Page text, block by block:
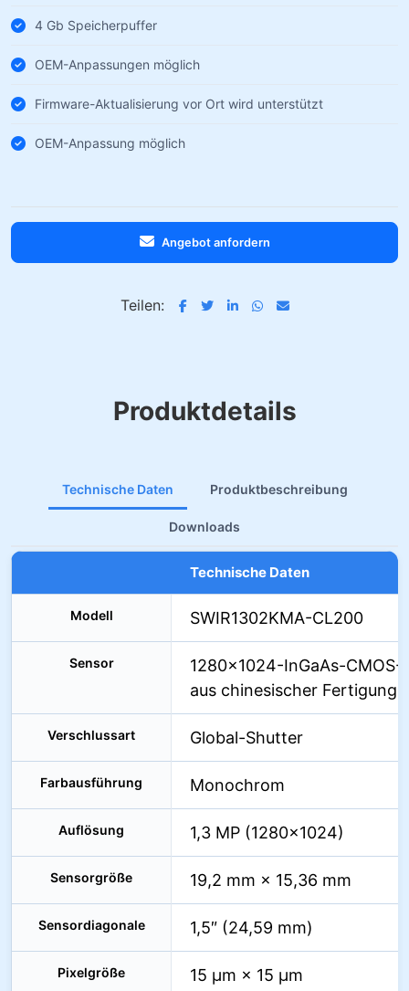
4 Gb Speicherpuffer
OEM-Anpassungen möglich
Firmware-Aktualisierung vor Ort wird unterstützt
OEM-Anpassung möglich
Angebot anfordern
Teilen:
Produktdetails
Technische Daten Produktbeschreibung
Downloads
Technische Daten
Modell SWIR1302KMA-CL200
Sensor
1280×1024-InGaAs-CMOS-
aus chinesischer Fertigung
Verschlussart Global-Shutter
Farbausführung Monochrom
Auflösung 1,3 MP (1280×1024)
Sensorgröße 19,2 mm × 15,36 mm
Sensordiagonale 1,5″ (24,59 mm)
Pixelgröße 15 µm × 15 µm